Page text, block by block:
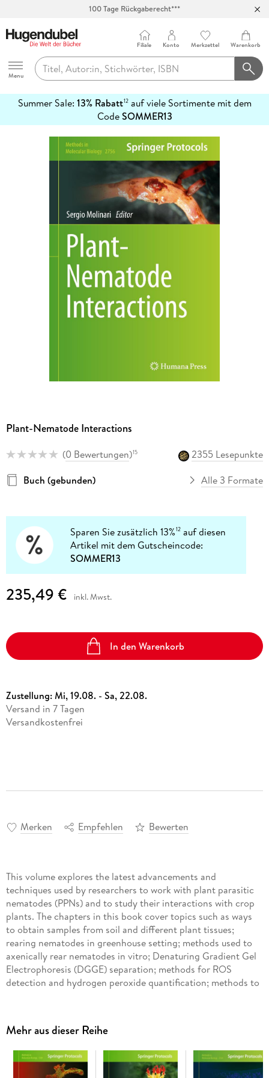
Abholung in über 100 Filialen
Hugendubel
Menu
Filiale Konto Merkzettel Warenkorb
Summer Sale: 13% Rabatt12auf viele Sortimente mit dem
CodeSOMMER13
erfahren
Plant-Nematode Interactions
(0 Bewertungen)15
2355 Lesepunkte
Buch (gebunden)
Alle 3 Formate
Sparen Sie zusätzlich 13%12 auf diesen
Artikel mit dem Gutscheincode:
SOMMER13
235,49 € inkl. Mwst.
In den Warenkorb
Zustellung:Mi, 19.08. - Sa, 22.08.
Versand in 7 Tagen
Versandkostenfrei
Merken Empfehlen Bewerten
This volume explores the latest advancements and
techniques used by researchers to work with plant parasitic
nematodes (PPNs) and to study their interactions with crop
plants. The chapters in this book cover topics such as ways
to obtain samples from soil and different plant tissues;
rearing nematodes in greenhouse setting; methods used to
axenically rear nematodes in vitro; Denaturing Gradient Gel
Electrophoresis (DGGE) separation; methods for ROS
detection and hydrogen peroxide quantification; methods to
laboratory procedures that test nematodes on their isolation,
count, culture, identification, pathogenicity, virulence, and
environmental tolerance. Written in the highly successful
Methods in Molecular Biology
series format, chapters include
Mehr aus dieser Reihe